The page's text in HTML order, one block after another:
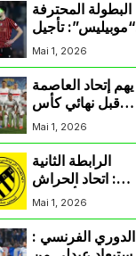
البطولة المحترفة
“موبيليس”: تأجيل
مباراة إتحاد
العاصمة وأتلتيك
بارادو
Mai 1, 2026
يهم إتحاد العاصمة
قبل نهائي كأس
اكاف : الزمالك
يسقط بثلاثية أمام
Mai 1, 2026
الرابطة الثانية
: اتحاد الحراش
يحسم التأهل إلى
“البلاي أوف”
Mai 1, 2026
الدوري الفرنسي :